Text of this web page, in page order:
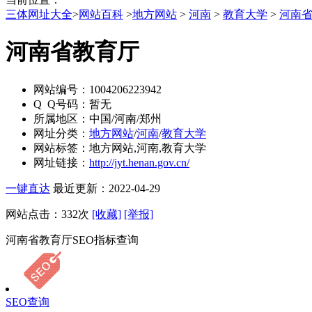
三体网址大全>网站百科 >地方网站 > 河南 > 教育大学 > 河南
河南省教育厅
网站编号： 1004206223942
Q Q号码： 暂无
所属地区： 中国/河南/郑州
网址分类： 地方网站/河南/教育大学
网站标签： 地方网站,河南,教育大学
网址链接： http://jyt.henan.gov.cn/
一键直达 最近更新：2022-04-29
网站点击： 332次 [收藏] [举报]
河南省教育厅SEO指标查询
SEO查询